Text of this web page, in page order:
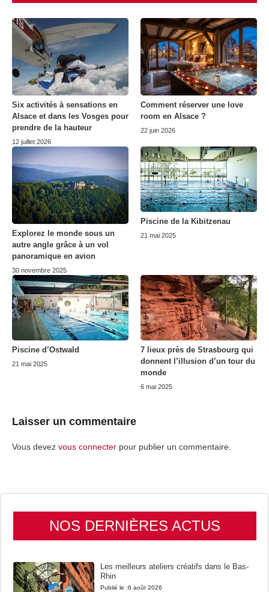
Six activités à sensations en
Alsace et dans les Vosges pour
prendre de la hauteur
12 juillet 2026
Comment réserver une love
room en Alsace ?
22 juin 2026
Explorez le monde sous un
autre angle grâce à un vol
panoramique en avion
30 novembre 2025
Piscine de la Kibitzenau
21 mai 2025
Piscine d’Ostwald
21 mai 2025
7 lieux près de Strasbourg qui
donnent l’illusion d’un tour du
monde
6 mai 2025
Laisser un commentaire
Vous devez vous connecter pour publier un commentaire.
NOS DERNIÈRES ACTUS
Les meilleurs ateliers créatifs dans le Bas-
Rhin
Publié le :6 août 2026